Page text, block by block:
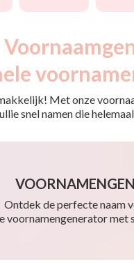
Met onze
snel namen die
Ontdek de perfecte naam
voornamengenerator met